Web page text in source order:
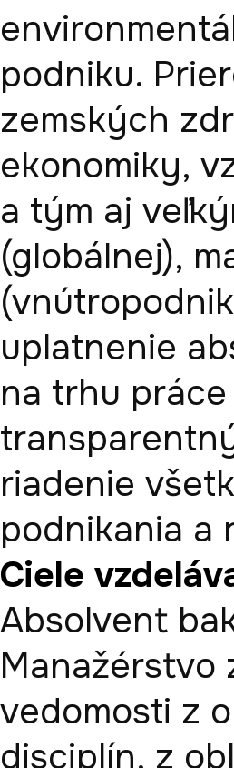
podniku.
zemských
ekonomiky,
a tým aj
(globálnej),
uplatnenie
na trhu
riadenie
podnikania a
Ciele
Absolvent
Manažérstvo
vedomosti z
disciplín, z